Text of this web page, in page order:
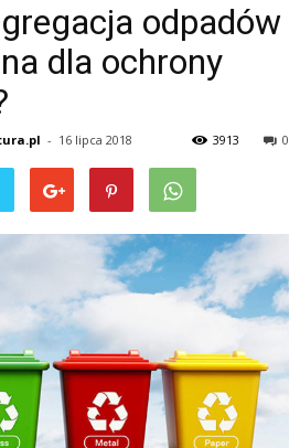
odpadów
dla ochrony
- 16 lipca 2018 0
3913